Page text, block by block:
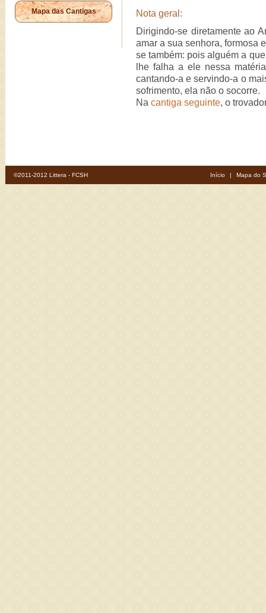
Mapa das Cantigas
Nota geral:
Dirigindo-se diretamente ao
amar a sua senhora, formosa
se também: pois alguém a
lhe falha a ele nessa
cantando-a e servindo-a o
sofrimento, ela não o socorre.
Na cantiga seguinte, o
©2011-2012 Littera - FCSH Início | Mapa do